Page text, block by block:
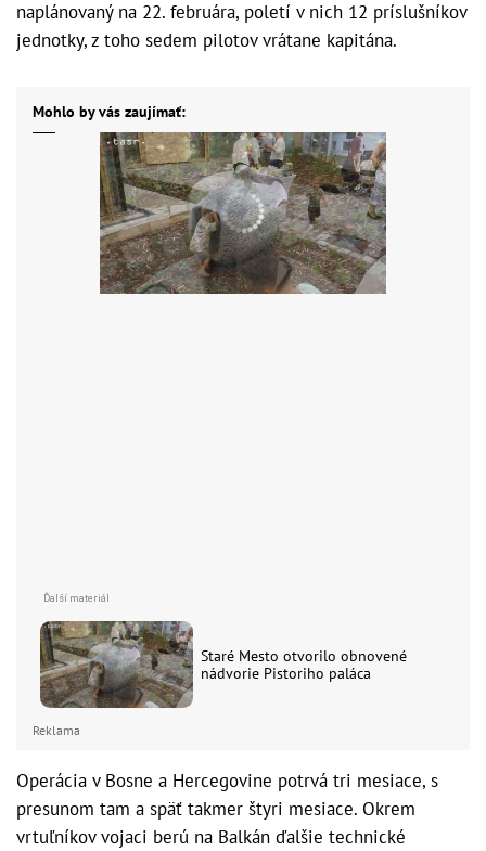
naplánovaný na 22. februára, poletí v nich 12 príslušníkov
jednotky, z toho sedem pilotov vrátane kapitána.
Mohlo by vás zaujímať:
Staré Mesto otvorilo obnovené
nádvorie Pistoriho paláca
Reklama
Operácia v Bosne a Hercegovine potrvá tri mesiace, s
presunom tam a späť takmer štyri mesiace. Okrem
vrtuľníkov vojaci berú na Balkán ďalšie technické